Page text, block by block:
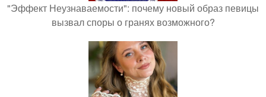
"Эффект Неузнаваемости": почему новый образ певицы
вызвал споры о гранях возможного?